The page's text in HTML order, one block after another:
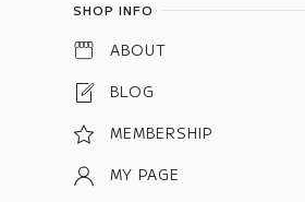
SHOP INFO
ABOUT
BLOG
MEMBERSHIP
MY PAGE